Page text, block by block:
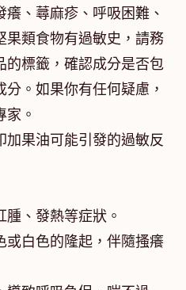
、蕁麻疹、呼吸困難、
果類食物有過敏史，請務
的標籤，確認成分是否包
。如果你有任何疑慮，
。
果油可能引發的過敏反
、發熱等症狀。
或白色的隆起，伴隨搔癢